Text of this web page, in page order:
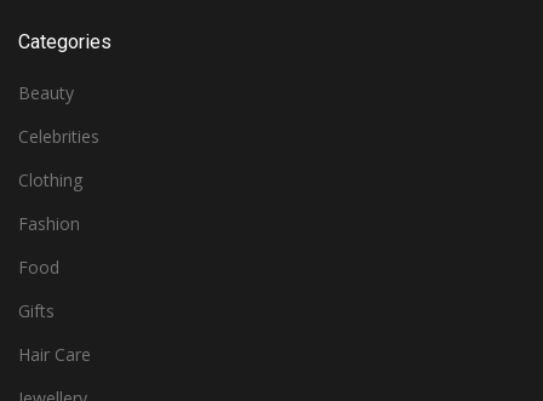
Categories
Beauty
Celebrities
Clothing
Fashion
Food
Gifts
Hair Care